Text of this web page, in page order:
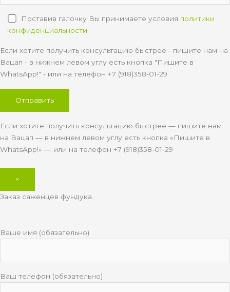
Поставив галочку Вы принимаете условия политики
конфиденциальности
Если хотите получить консультацию быстрее - пишите нам на
Вацап - в нижнем левом углу есть кнопка "Пишите в
WhatsApp!" - или на телефон +7 (918)358-01-29
Если хотите получить консультацию быстрее — пишите нам
на Вацап — в нижнем левом углу есть кнопка «Пишите в
WhatsApp!» — или на телефон +7 (918)358-01-29
×
Заказ саженцев фундука
Ваше имя (обязательно)
Ваш телефон (обязательно)